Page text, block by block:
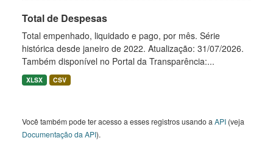
Total de Despesas
Total empenhado, liquidado e pago, por mês. Série
histórica desde janeiro de 2022. Atualização: 31/07/2026.
Também disponível no Portal da Transparência:...
XLSX CSV
Você também pode ter acesso a esses registros usando a API (veja
Documentação da API).